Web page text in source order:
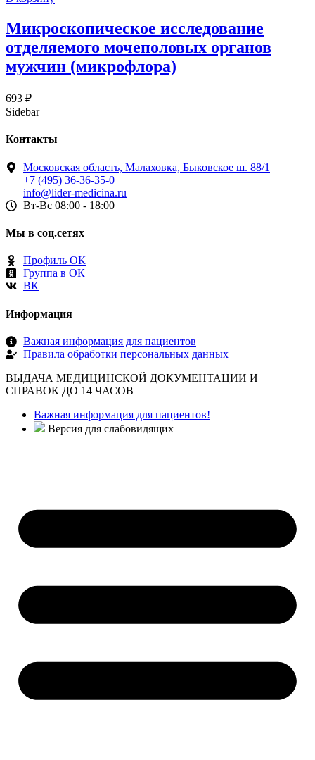
Микроскопическое исследование
отделяемого мочеполовых органов
мужчин (микрофлора)
693 ₽
Sidebar
Контакты
Московская область, Малаховка, Быковское ш. 88/1
+7 (495) 36-36-35-0
info@lider-medicina.ru
Вт-Вс 08:00 - 18:00
Мы в соц.сетях
Профиль ОК
Группа в ОК
ВК
Информация
Важная информация для пациентов
Правила обработки персональных данных
ВЫДАЧА МЕДИЦИНСКОЙ ДОКУМЕНТАЦИИ И
СПРАВОК ДО 14 ЧАСОВ
Важная информация для пациентов!
Версия для слабовидящих